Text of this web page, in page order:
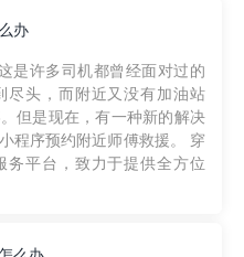
办
是许多司机都曾经面对过的
尽头，而附近又没有加油站
但是现在，有一种新的解决
序预约附近师傅救援。 穿
务平台，致力于提供全方位